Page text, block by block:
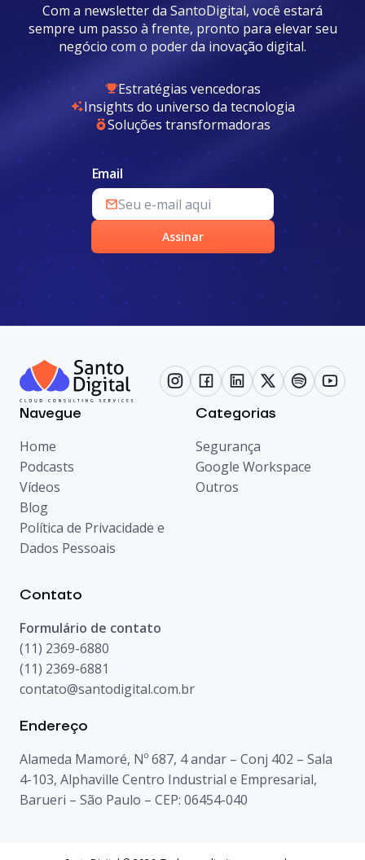
Com a newsletter da SantoDigital, você estará
sempre um passo à frente, pronto para elevar seu
negócio com o poder da inovação digital.
Estratégias vencedoras
Insights do universo da tecnologia
Soluções transformadoras
Email
Assinar
Navegue
Home
Podcasts
Vídeos
Blog
Política de Privacidade e
Dados Pessoais
Categorias
Segurança
Google Workspace
Outros
Contato
Formulário de contato
(11) 2369-6880
(11) 2369-6881
contato@santodigital.com.br
Endereço
Alameda Mamoré, Nº 687, 4 andar – Conj 402 – Sala
4-103, Alphaville Centro Industrial e Empresarial,
Barueri – São Paulo – CEP: 06454-040